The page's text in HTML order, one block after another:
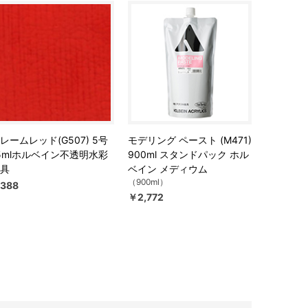
ームレッド(G507) 5号
ホルベイン不透明水彩
モデリング ペースト (M471)
900ml スタンドパック ホル
ベイン メディウム
（900ml）
￥2,772